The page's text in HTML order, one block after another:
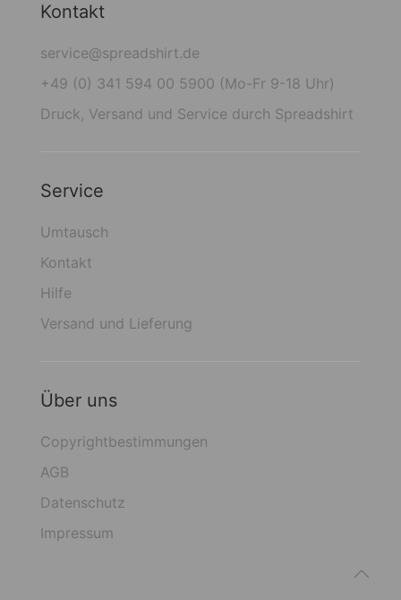
Kontakt
service@spreadshirt.de
+49 (0) 341 594 00 5900 (Mo-Fr 9-18 Uhr)
Druck, Versand und Service durch Spreadshirt
Service
Umtausch
Kontakt
Hilfe
Versand und Lieferung
Über uns
Copyrightbestimmungen
AGB
Datenschutz
Impressum